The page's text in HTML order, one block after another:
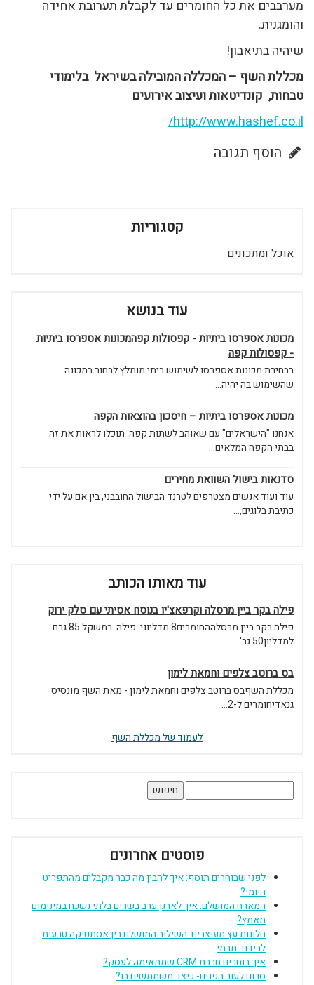
מערבבים את כל החומרים עד לקבלת תערובת אחידה
והומגנית.
שיהיה בתיאבון!
מכללת השף – המכללה המובילה בשיראל בלימודי
טבחות, קונדיטאות ועיצוב אירועים
http://www.hashef.co.il/
הוסף תגובה
קטגוריות
אוכל ומתכונים
עוד בנושא
מכונות אספרסו ביתיות - קפסולות קפהמכונות אספרסו ביתיות
- קפסולות קפה
בבחירת מכונות אספרסו לשימוש ביתי מומלץ לבחור במכונה
שהשימוש בה יהיה...
מכונות אספרסו ביתיות – חיסכון בהוצאות הקפה
אנחנו "הישראלים" עם שאוהב לשתות קפה. תוכלו לראות את זה
בבתי הקפה המלאים...
סדנאות בישול השוואת מחירים
עוד ועוד אנשים מצטרפים לטרנד הבישול החובבני, בין אם על ידי
כתיבת בלוגים,...
עוד מאותו הכותב
פילה בקר ביין מרסלה וקרפאצ'יו בנוסח אסיתי עם סלק ירוק
פילה בקר ביין מרסלההחומרים8 מדליוני פילה במשקל 85 גרם
למדליון50 גר'...
בס ברוטב צלפים וחמאת לימון
מכללת השףבס ברוטב צלפים וחמאת לימון - מאת השף מונסיס
גנאדיחומרים ל-2...
לעמוד של מכללת השף
פוסטים אחרונים
לפני שבוחרים תוסף: איך להבין מה כבר מקבלים מהתפריט
היומי?
המארח המושלם: איך לארגן ערב בשרים בלתי נשכח במינימום
מאמץ?
חלונות עץ מעוצבים: השילוב המושלם בין אסתטיקה טבעית
לבידוד תרמי
איך בוחרים חברת CRM שמתאימה לעסק?
סרום לעור הפנים- כיצד משתמשים בו?